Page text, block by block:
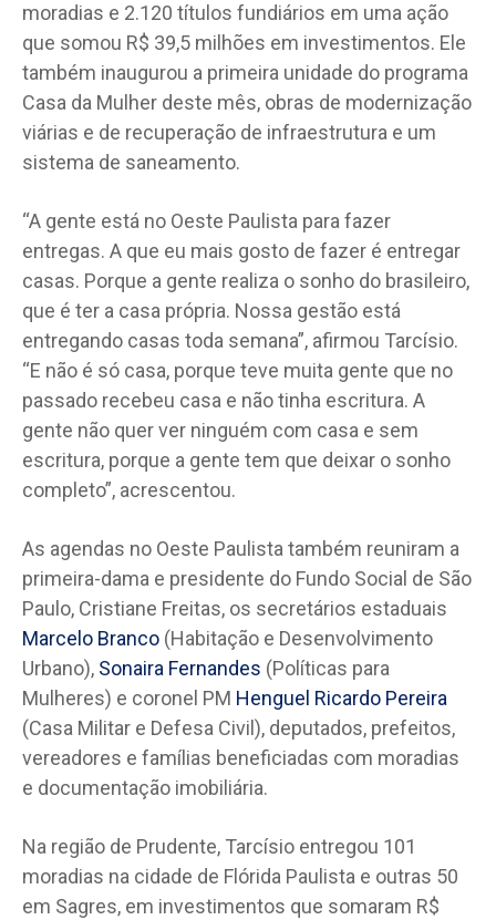
moradias e 2.120 títulos fundiários em uma ação
que somou R$ 39,5 milhões em investimentos. Ele
também inaugurou a primeira unidade do programa
Casa da Mulher deste mês, obras de modernização
viárias e de recuperação de infraestrutura e um
sistema de saneamento.
“A gente está no Oeste Paulista para fazer
entregas. A que eu mais gosto de fazer é entregar
casas. Porque a gente realiza o sonho do brasileiro,
que é ter a casa própria. Nossa gestão está
entregando casas toda semana”, afirmou Tarcísio.
“E não é só casa, porque teve muita gente que no
passado recebeu casa e não tinha escritura. A
gente não quer ver ninguém com casa e sem
escritura, porque a gente tem que deixar o sonho
completo”, acrescentou.
As agendas no Oeste Paulista também reuniram a
primeira-dama e presidente do Fundo Social de São
Paulo, Cristiane Freitas, os secretários estaduais
Marcelo Branco (Habitação e Desenvolvimento
Urbano), Sonaira Fernandes (Políticas para
Mulheres) e coronel PM Henguel Ricardo Pereira
(Casa Militar e Defesa Civil), deputados, prefeitos,
vereadores e famílias beneficiadas com moradias
e documentação imobiliária.
Na região de Prudente, Tarcísio entregou 101
moradias na cidade de Flórida Paulista e outras 50
em Sagres, em investimentos que somaram R$